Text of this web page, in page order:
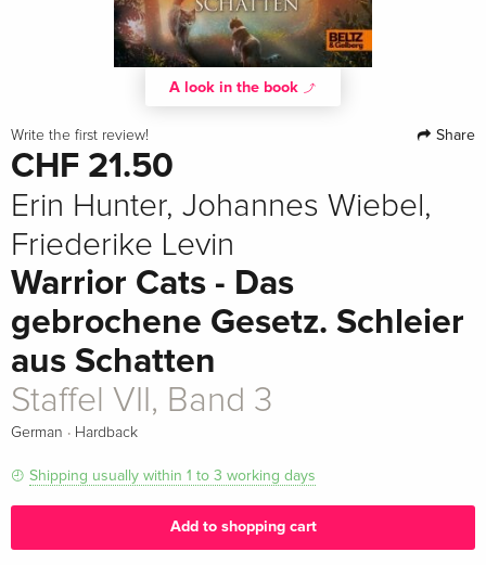
A look in the book
Write the first review! Share
CHF 21.50
Erin Hunter, Johannes Wiebel,
Friederike Levin
Warrior Cats - Das
gebrochene Gesetz. Schleier
aus Schatten
Staffel VII, Band 3
German · Hardback
Shipping usually within 1 to 3 working days
Add to shopping cart